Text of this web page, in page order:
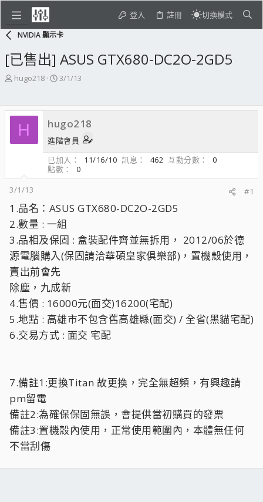
登入 註冊 切換模式
NVIDIA 顯示卡
[已售出] ASUS GTX680-DC2O-2GD5
主
起
人
hugo218
開
期
3/1/13
H hugo218
進階會員
已加入
11/16/10 訊息 462 互動分數
0
點數
0
3/1/13
#1
1.品名：ASUS GTX680-DC2O-2GD5
2.數量 : 一組
3.品相及保固 : 盒裝配件齊並無拆用， 2012/06於德
源電腦購入(保固請洽華碩皇家俱樂部)，置機殼使用，
賣出前會先
除塵，九成新
4.售價 : 16000元(面交)16200(宅配)
5.地點 : 高雄市不包含舊高雄縣(面交) / 全省(黑貓宅配)
6.交易方式 : 面交 宅配
7.備註1:更換Titan 故更換，完全無超頻，有興趣請
pm留電
備註2:為確保保固無誤，會提供當初購買的發票
備註3:置機殼內使用，正常使用範圍內，本體無任何
不當刮傷